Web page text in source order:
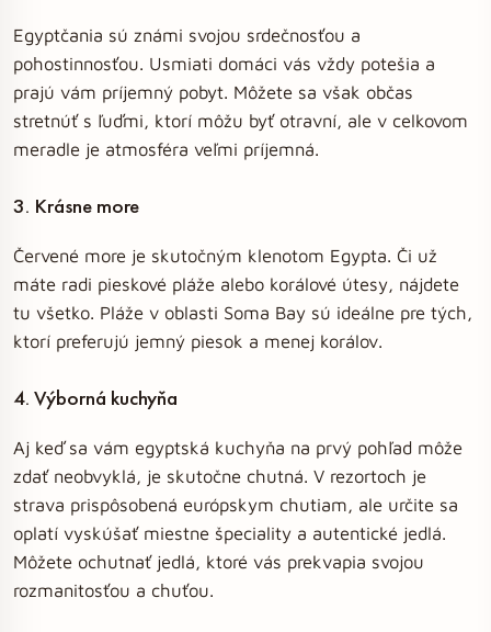
Egyptčania sú známi svojou srdečnosťou a
pohostinnosťou. Usmiati domáci vás vždy potešia a
prajú vám príjemný pobyt. Môžete sa však občas
stretnúť s ľuďmi, ktorí môžu byť otravní, ale v celkovom
meradle je atmosféra veľmi príjemná.
3. Krásne more
Červené more je skutočným klenotom Egypta. Či už
máte radi pieskové pláže alebo korálové útesy, nájdete
tu všetko. Pláže v oblasti Soma Bay sú ideálne pre tých,
ktorí preferujú jemný piesok a menej korálov.
4. Výborná kuchyňa
Aj keď sa vám egyptská kuchyňa na prvý pohľad môže
zdať neobvyklá, je skutočne chutná. V rezortoch je
strava prispôsobená európskym chutiam, ale určite sa
oplatí vyskúšať miestne špeciality a autentické jedlá.
Môžete ochutnať jedlá, ktoré vás prekvapia svojou
rozmanitosťou a chuťou.